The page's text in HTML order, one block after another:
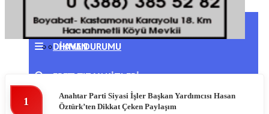
SARAYDÜZÜ
DIKMEN
ERFELEK
GERZE
SERVISLER
HAVA DURUMU
NAMAZ VAKITLERI
PUAN DURUMLARI
1
Anahtar Parti Siyasi İşler Başkan Yardımcısı Hasan
Öztürk’ten Dikkat Çeken Paylaşım